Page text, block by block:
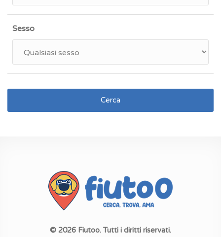
Sesso
Cerca
© 2026 Fiutoo. Tutti i diritti riservati.